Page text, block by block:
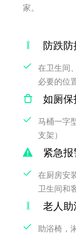
家。
防跌防
在卫生间
必要的位
如厕保
马桶一字
支架）
紧急报
在厨房安
卫生间和
老人助
助浴椅，